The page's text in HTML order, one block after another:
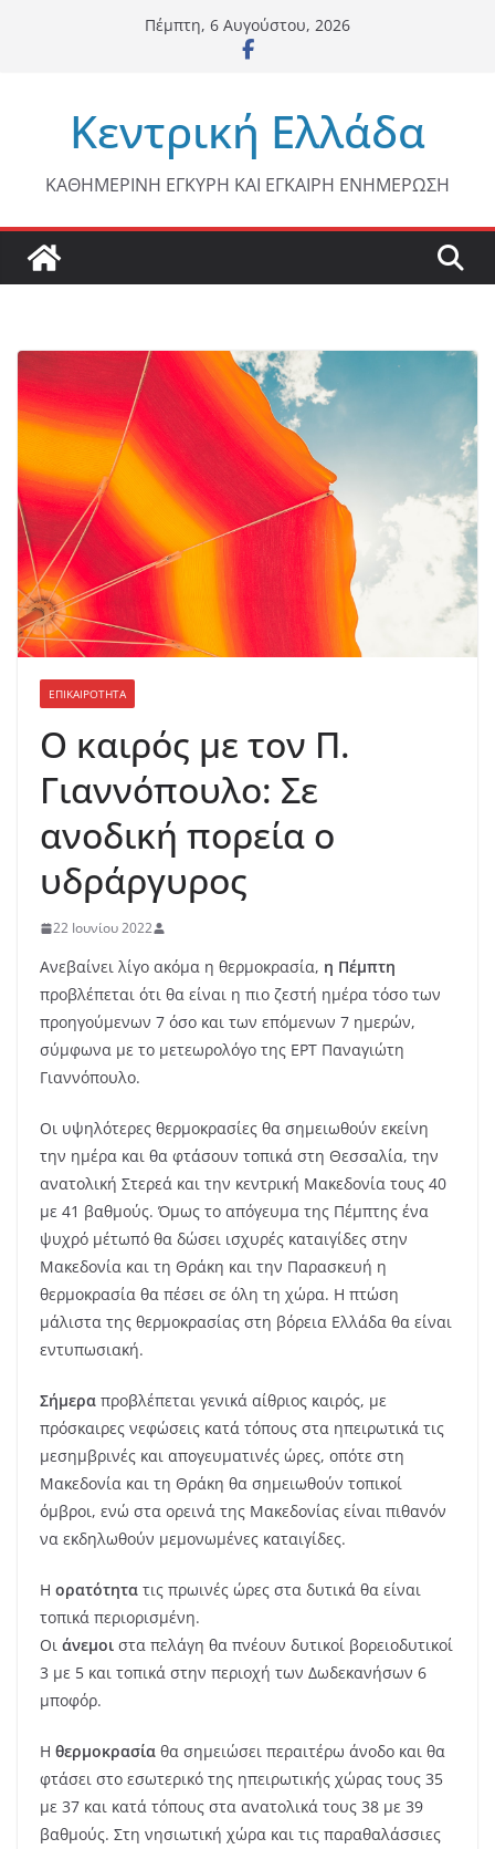
Πέμπτη, 6 Αυγούστου, 2026
Κεντρική Ελλάδα
ΚΑΘΗΜΕΡΙΝΗ ΕΓΚΥΡΗ ΚΑΙ ΕΓΚΑΙΡΗ ΕΝΗΜΕΡΩΣΗ
ΕΠΙΚΑΙΡΟΤΗΤΑ
Ο καιρός με τον Π.
Γιαννόπουλο: Σε
ανοδική πορεία ο
υδράργυρος
22 Ιουνίου 2022
Ανεβαίνει λίγο ακόμα η θερμοκρασία, η Πέμπτη
προβλέπεται ότι θα είναι η πιο ζεστή ημέρα τόσο των
προηγούμενων 7 όσο και των επόμενων 7 ημερών,
σύμφωνα με το μετεωρολόγο της ΕΡΤ Παναγιώτη
Γιαννόπουλο.
Οι υψηλότερες θερμοκρασίες θα σημειωθούν εκείνη
την ημέρα και θα φτάσουν τοπικά στη Θεσσαλία, την
ανατολική Στερεά και την κεντρική Μακεδονία τους 40
με 41 βαθμούς. Όμως το απόγευμα της Πέμπτης ένα
ψυχρό μέτωπό θα δώσει ισχυρές καταιγίδες στην
Μακεδονία και τη Θράκη και την Παρασκευή η
θερμοκρασία θα πέσει σε όλη τη χώρα. Η πτώση
μάλιστα της θερμοκρασίας στη βόρεια Ελλάδα θα είναι
εντυπωσιακή.
Σήμερα προβλέπεται γενικά αίθριος καιρός, με
πρόσκαιρες νεφώσεις κατά τόπους στα ηπειρωτικά τις
μεσημβρινές και απογευματινές ώρες, οπότε στη
Μακεδονία και τη Θράκη θα σημειωθούν τοπικοί
όμβροι, ενώ στα ορεινά της Μακεδονίας είναι πιθανόν
να εκδηλωθούν μεμονωμένες καταιγίδες.
Η ορατότητα τις πρωινές ώρες στα δυτικά θα είναι
τοπικά περιορισμένη.
Οι άνεμοι στα πελάγη θα πνέουν δυτικοί βορειοδυτικοί
3 με 5 και τοπικά στην περιοχή των Δωδεκανήσων 6
μποφόρ.
Η θερμοκρασία θα σημειώσει περαιτέρω άνοδο και θα
φτάσει στο εσωτερικό της ηπειρωτικής χώρας τους 35
με 37 και κατά τόπους στα ανατολικά τους 38 με 39
βαθμούς. Στη νησιωτική χώρα και τις παραθαλάσσιες